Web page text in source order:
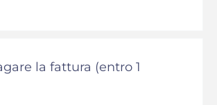
la fattura (entro 1